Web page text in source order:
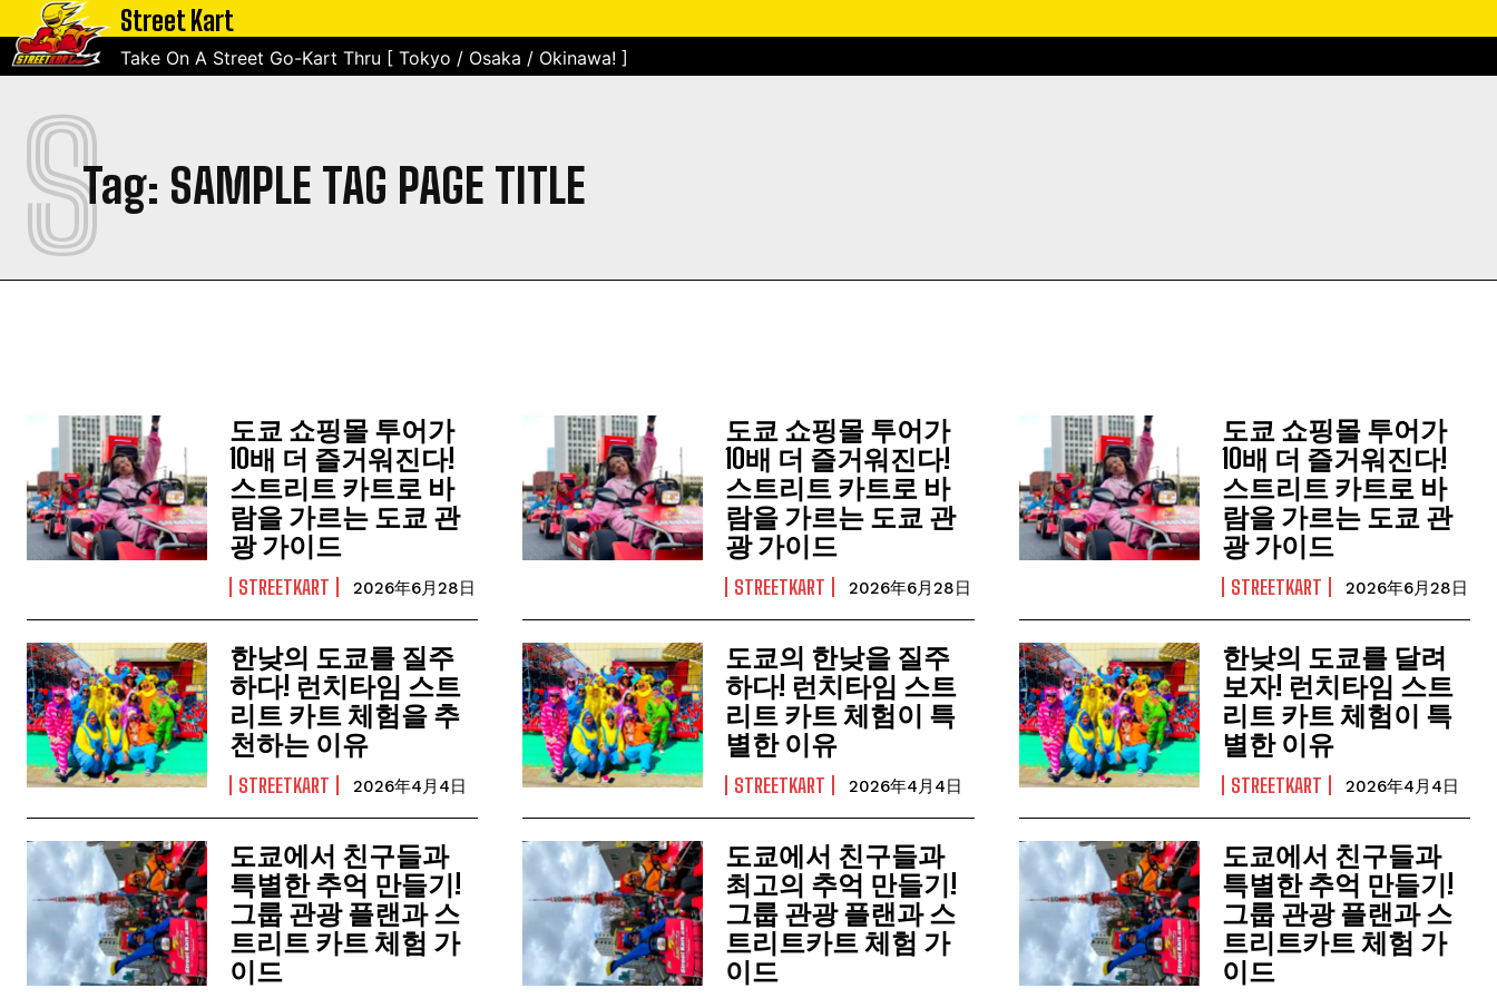
Street Kart
Take On A Street Go-Kart Thru [ Tokyo / Osaka / Okinawa! ]
Tag: SAMPLE TAG PAGE TITLE
S
도쿄 쇼핑몰 투어가
10배 더 즐거워진다!
스트리트 카트로 바
람을 가르는 도쿄 관
광 가이드
STREETKART 2026年6月28日
도쿄 쇼핑몰 투어가
10배 더 즐거워진다!
스트리트 카트로 바
람을 가르는 도쿄 관
광 가이드
STREETKART 2026年6月28日
도쿄 쇼핑몰 투어가
10배 더 즐거워진다!
스트리트 카트로 바
람을 가르는 도쿄 관
광 가이드
STREETKART 2026年6月28日
한낮의 도쿄를 질주
하다! 런치타임 스트
리트 카트 체험을 추
천하는 이유
STREETKART 2026年4月4日
도쿄의 한낮을 질주
하다! 런치타임 스트
리트 카트 체험이 특
별한 이유
STREETKART 2026年4月4日
한낮의 도쿄를 달려
보자! 런치타임 스트
리트 카트 체험이 특
별한 이유
STREETKART 2026年4月4日
도쿄에서 친구들과
특별한 추억 만들기!
그룹 관광 플랜과 스
트리트 카트 체험 가
이드
도쿄에서 친구들과
최고의 추억 만들기!
그룹 관광 플랜과 스
트리트카트 체험 가
이드
도쿄에서 친구들과
특별한 추억 만들기!
그룹 관광 플랜과 스
트리트카트 체험 가
이드